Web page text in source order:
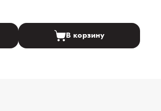
В корзину